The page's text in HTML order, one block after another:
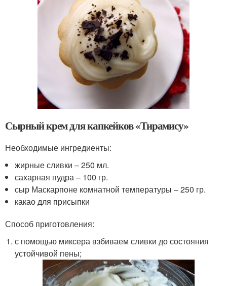
Сырный крем для капкейков «Тирамису»
Необходимые ингредиенты:
жирные сливки – 250 мл.
сахарная пудра – 100 гр.
сыр Маскарпоне комнатной температуры – 250 гр.
какао для присыпки
Способ приготовления:
с помощью миксера взбиваем сливки до состояния
устойчивой пены;